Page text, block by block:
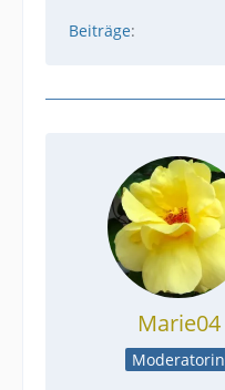
Beiträge
Marie04
Moderatorin